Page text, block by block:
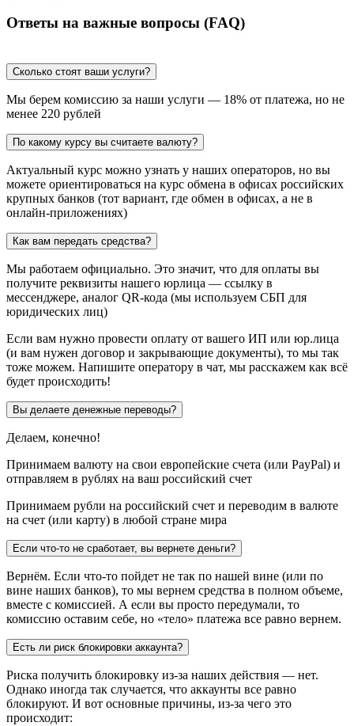
Ответы на важные вопросы (FAQ)
Сколько стоят ваши услуги?
Мы берем комиссию за наши услуги — 18% от платежа, но не
менее 220 рублей
По какому курсу вы считаете валюту?
Актуальный курс можно узнать у наших операторов, но вы
можете ориентироваться на курс обмена в офисах российских
крупных банков (тот вариант, где обмен в офисах, а не в
онлайн-приложениях)
Как вам передать средства?
Мы работаем официально. Это значит, что для оплаты вы
получите реквизиты нашего юрлица — ссылку в
мессенджере, аналог QR-кода (мы используем СБП для
юридических лиц)
Если вам нужно провести оплату от вашего ИП или юр.лица
(и вам нужен договор и закрывающие документы), то мы так
тоже можем. Напишите оператору в чат, мы расскажем как всё
будет происходить!
Вы делаете денежные переводы?
Делаем, конечно!
Принимаем валюту на свои европейские счета (или PayPal) и
отправляем в рублях на ваш российский счет
Принимаем рубли на российский счет и переводим в валюте
на счет (или карту) в любой стране мира
Если что-то не сработает, вы вернете деньги?
Вернём. Если что-то пойдет не так по нашей вине (или по
вине наших банков), то мы вернем средства в полном объеме,
вместе с комиссией. А если вы просто передумали, то
комиссию оставим себе, но «тело» платежа все равно вернем.
Есть ли риск блокировки аккаунта?
Риска получить блокировку из-за наших действия — нет.
Однако иногда так случается, что аккаунты все равно
блокируют. И вот основные причины, из-за чего это
происходит: